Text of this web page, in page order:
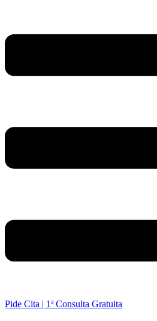
Pide Cita | 1ª Consulta Gratuita